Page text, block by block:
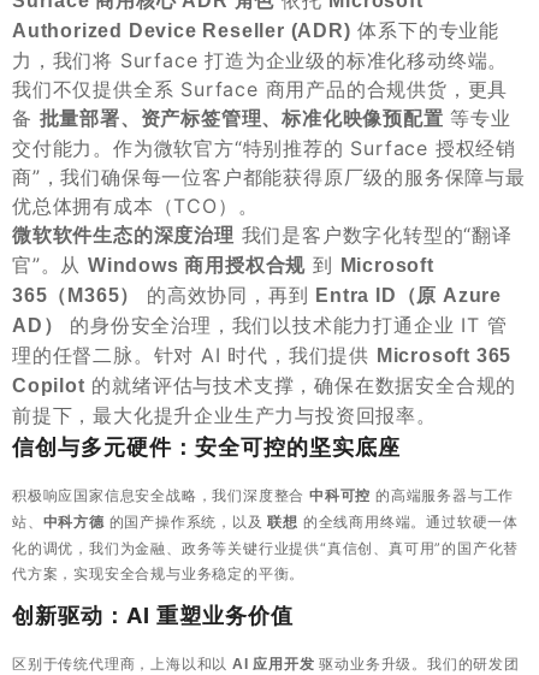
Authorized Device Reseller (ADR) ​ 体系下的专业能
力，我们将 Surface 打造为企业级的标准化移动终端。
我们不仅提供全系 Surface 商用产品的合规供货，更具
备 批量部署、资产标签管理、标准化映像预配置 ​ 等专业
交付能力。作为微软官方“特别推荐的 Surface 授权经销
商”，我们确保每一位客户都能获得原厂级的服务保障与最
优总体拥有成本（TCO）。
微软软件生态的深度治理 ​ 我们是客户数字化转型的“翻译
官”。从 Windows 商用授权合规 ​ 到
Microsoft
365（M365）
​ 的高效协同，再到 Entra ID（原 Azure
AD）
​ 的身份安全治理，我们以技术能力打通企业 IT 管
理的任督二脉。针对 AI 时代，我们提供 Microsoft 365
Copilot ​ 的就绪评估与技术支撑，确保在数据安全合规的
前提下，最大化提升企业生产力与投资回报率。
信创与多元硬件：安全可控的坚实底座
积极响应国家信息安全战略，我们深度整合 中科可控 ​ 的高端服务器与工作
站、 中科方德​ 的国产操作系统，以及联想 ​ 的全线商用终端。通过软硬一体
化的调优，我们为金融、政务等关键行业提供“真信创、真可用”的国产化替
代方案，实现安全合规与业务稳定的平衡。
创新驱动：AI 重塑业务价值
区别于传统代理商，上海以和以 AI 应用开发 ​ 驱动业务升级。我们的研发团